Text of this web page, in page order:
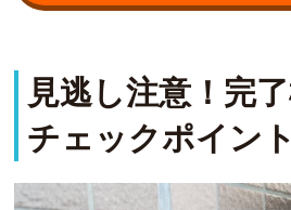
見逃し注意！完
チェックポイント